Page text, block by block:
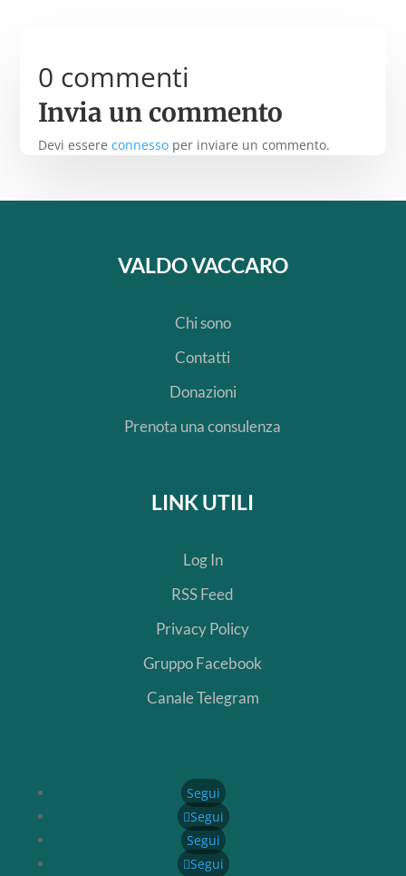
0 commenti
Invia un commento
Devi essereconnesso per inviare un commento.
VALDO VACCARO
Chi sono
Contatti
Donazioni
Prenota una consulenza
LINK UTILI
Log In
RSS Feed
Privacy Policy
Gruppo Facebook
Canale Telegram
Segui
Segui
Segui
Segui